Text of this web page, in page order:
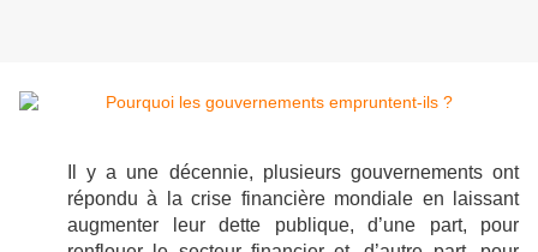
Il y a une décennie, plusieurs gouvernements ont
répondu à la crise financière mondiale en laissant
augmenter leur dette publique, d’une part, pour